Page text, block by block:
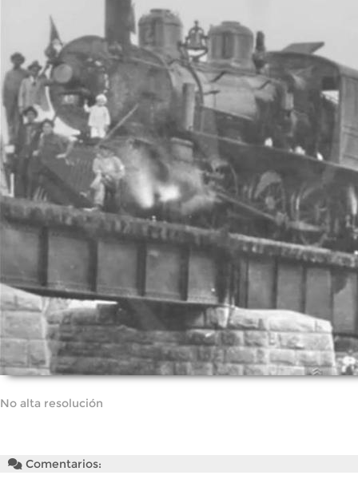
No alta resolución
Comentarios: